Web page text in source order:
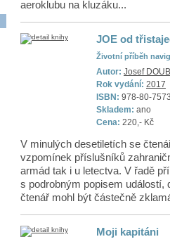
aeroklubu na kluzáku...
JOE od
Životní příběh
Autor: Josef
Rok vydání: 2017
ISBN: 978-80-
Skladem: ano
Cena: 220,- Kč
V minulých desetiletích se
vzpomínek příslušníků
armád tak i u letectva. V řadě
s podrobným popisem událostí,
čtenář mohl být částečně
Moji kapitáni